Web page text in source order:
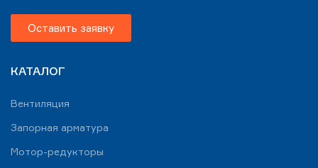
Оставить заявку
КАТАЛОГ
Вентиляция
Запорная арматура
Мотор-редукторы